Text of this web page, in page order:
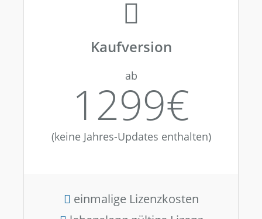
Kaufversion
ab
1299€
(keine Jahres-Updates enthalten)
einmalige Lizenzkosten